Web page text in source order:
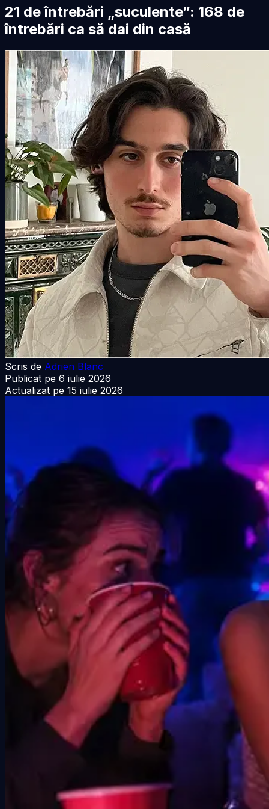
21 de întrebări „suculente”: 168 de
întrebări ca să dai din casă
Scris de Adrien Blanc
Publicat pe 6 iulie 2026
Actualizat pe 15 iulie 2026